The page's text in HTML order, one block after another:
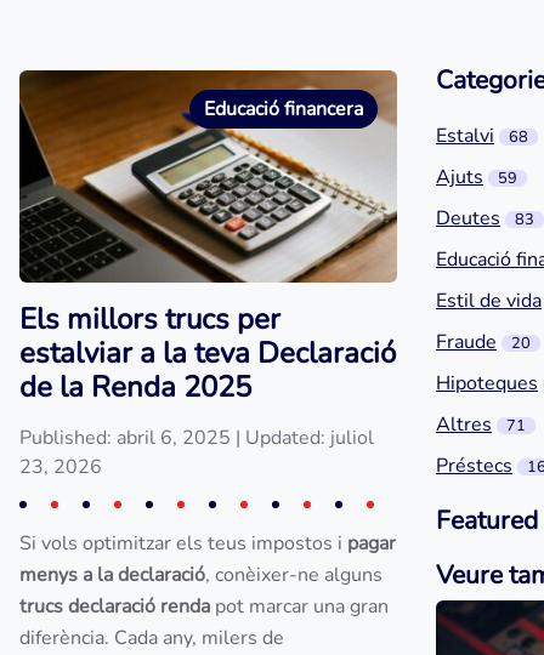
Educació financera
Els millors trucs per
estalviar a la teva Declaració
de la Renda 2025
Published: abril 6, 2025 | Updated: juliol
23, 2026
Si vols optimitzar els teus impostos i pagar
menys a la declaració, conèixer-ne alguns
trucs declaració renda pot marcar una gran
diferència. Cada any, milers de
Estalvi 68
Ajuts 59
Deutes 83
Educació
Estil de vida
Fraude
20
Hipoteques
Altres
71
Préstecs
Veure